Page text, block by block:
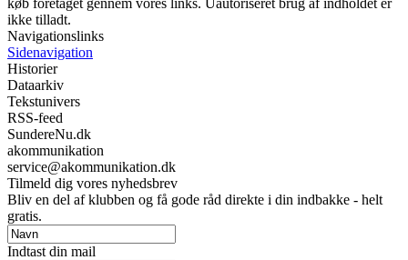
ikke tilladt.
Navigationslinks
Sidenavigation
Historier
Dataarkiv
Tekstunivers
RSS-feed
SundereNu.dk
akommunikation
service@akommunikation.dk
Tilmeld dig vores nyhedsbrev
Bliv en del af klubben og få gode råd direkte i din indbakke - helt
gratis.
Indtast din mail